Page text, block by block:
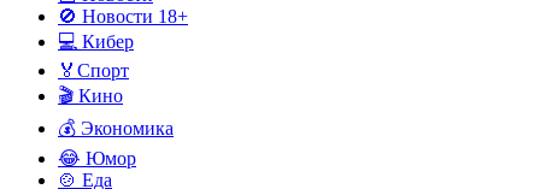
🚫 Новости 18+
💻 Кибер
🏅Спорт
🎬 Кино
💰 Экономика
😂 Юмор
🍲 Еда